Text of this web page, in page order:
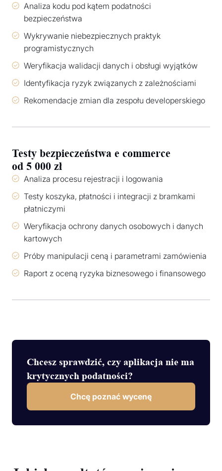
Analiza kodu pod kątem podatności
bezpieczeństwa
Wykrywanie niebezpiecznych praktyk
programistycznych
Weryfikacja walidacji danych i obsługi wyjątków
Identyfikacja ryzyk związanych z zależnościami
Rekomendacje zmian dla zespołu developerskiego
Testy bezpieczeństwa e commerce
od 5 000 zł
Analiza procesu rejestracji i logowania
Testy koszyka, płatności i integracji z bramkami
płatniczymi
Weryfikacja ochrony danych osobowych i danych
kartowych
Próby manipulacji ceną i parametrami zamówienia
Raport z oceną ryzyka biznesowego i finansowego
Chcesz sprawdzić, czy aplikacja nie ma
krytycznych podatności?
Chcę poznać wycenę